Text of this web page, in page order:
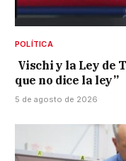
POLÍTICA
Vischi y la Ley de
que no dice la ley”
5 de agosto de 2026